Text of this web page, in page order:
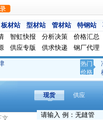
板材站 型材站 管材站 特钢站
智虹快报 分析决策 价格汇总
供应专版 供求快递 钢厂代理
热门
价格
现货 供应
文